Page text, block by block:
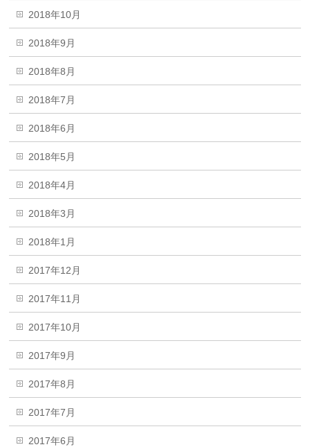
2018年10月
2018年9月
2018年8月
2018年7月
2018年6月
2018年5月
2018年4月
2018年3月
2018年1月
2017年12月
2017年11月
2017年10月
2017年9月
2017年8月
2017年7月
2017年6月